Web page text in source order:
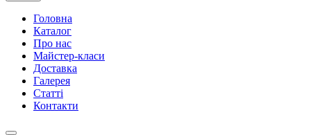
Головна
Каталог
Про нас
Майстер-класи
Доставка
Галерея
Статтi
Контакти